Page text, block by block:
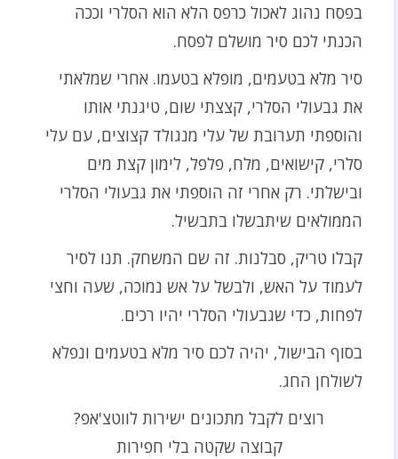
בפסח נהוג לאכול כרפס הלא הוא הסלרי וככה
הכנתי לכם סיר מושלם לפסח.
סיר מלא בטעמים, מופלא בטעמו. אחרי שמלאתי
את גבעולי הסלרי, קצצתי שום, טיגנתי אותו
והוספתי תערובת של עלי מנגולד קצוצים, עם עלי
סלרי, קישואים, מלח, פלפל, לימון קצת מים
ובישלתי. רק אחרי זה הוספתי את גבעולי הסלרי
הממולאים שיתבשלו בתבשיל.
קבלו טריק, סבלנות. זה שם המשחק. תנו לסיר
לעמוד על האש, ולבשל על אש נמוכה, שעה וחצי
לפחות, כדי שגבעולי הסלרי יהיו רכים.
בסוף הבישול, יהיה לכם סיר מלא בטעמים ונפלא
לשולחן החג.
רוצים לקבל מתכונים ישירות לווטצ'אפ?
קבוצה שקטה בלי חפירות